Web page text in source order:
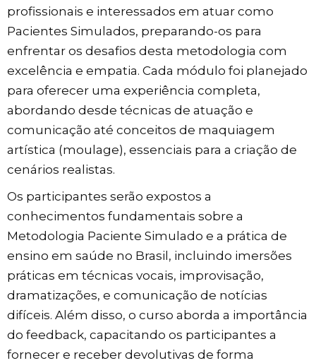
profissionais e interessados em atuar como
Pacientes Simulados, preparando-os para
enfrentar os desafios desta metodologia com
excelência e empatia. Cada módulo foi planejado
para oferecer uma experiência completa,
abordando desde técnicas de atuação e
comunicação até conceitos de maquiagem
artística (moulage), essenciais para a criação de
cenários realistas.
Os participantes serão expostos a
conhecimentos fundamentais sobre a
Metodologia Paciente Simulado e a prática de
ensino em saúde no Brasil, incluindo imersões
práticas em técnicas vocais, improvisação,
dramatizações, e comunicação de notícias
difíceis. Além disso, o curso aborda a importância
do feedback, capacitando os participantes a
fornecer e receber devolutivas de forma